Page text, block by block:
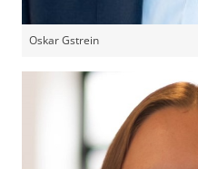
Oskar Gstrein